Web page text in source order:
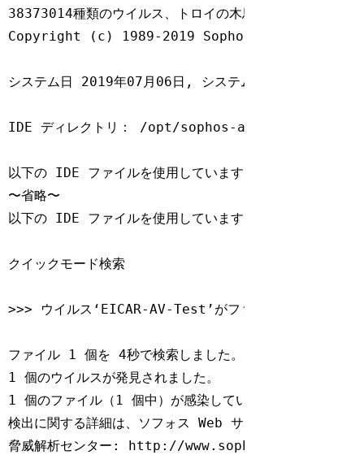
38373014種類のウイルス、トロイの木馬、ワームを検出し
Copyright (c) 1989-2019 Sophos Limited.
システム日 2019年07月06日, システム時刻 14時29分
IDE ディレクトリ： /opt/sophos-av/lib/sav
以下の IDE ファイルを使用しています： fare-huq.ide
〜省略〜
以下の IDE ファイルを使用しています： auto-cop.ide
クイックモード検索
>>> ウイルス‘EICAR-AV-Test’がファイル /tmp/
ファイル 1 個を 4秒で検索しました。
1 個のウイルスが発見されました。
1 個のファイル（1 個中）が感染しています。
検出に関する詳細は、ソフォス Web サイトの次のリンク
脅威解析センター: http://www.sophos.com/ja-